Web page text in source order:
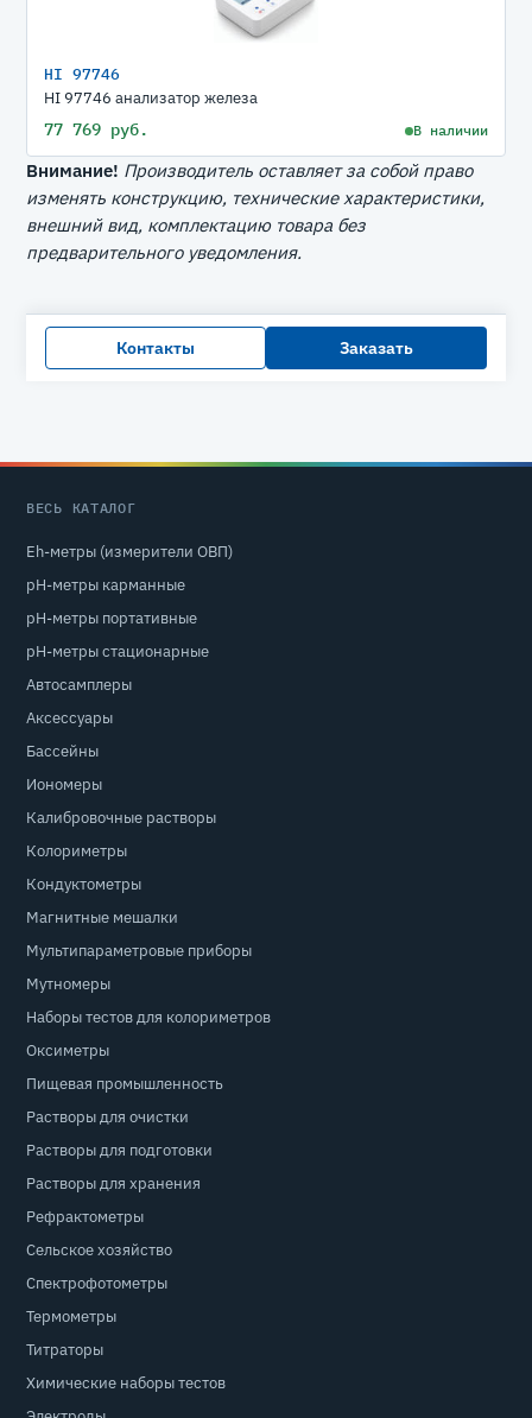
HI 97746
HI 97746 анализатор железа
77 769 руб. В наличии
Внимание! Производитель оставляет за собой право
изменять конструкцию, технические характеристики,
внешний вид, комплектацию товара без
предварительного уведомления.
Контакты Заказать
ВЕСЬ КАТАЛОГ
Eh-метры (измерители ОВП)
pH-метры карманные
pH-метры портативные
pH-метры стационарные
Автосамплеры
Аксессуары
Бассейны
Иономеры
Калибровочные растворы
Колориметры
Кондуктометры
Магнитные мешалки
Мультипараметровые приборы
Мутномеры
Наборы тестов для колориметров
Оксиметры
Пищевая промышленность
Растворы для очистки
Растворы для подготовки
Растворы для хранения
Рефрактометры
Сельское хозяйство
Спектрофотометры
Термометры
Титраторы
Химические наборы тестов